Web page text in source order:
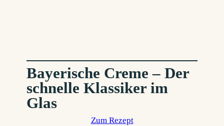
Bayerische Creme – Der
schnelle Klassiker im
Glas
Zum Rezept